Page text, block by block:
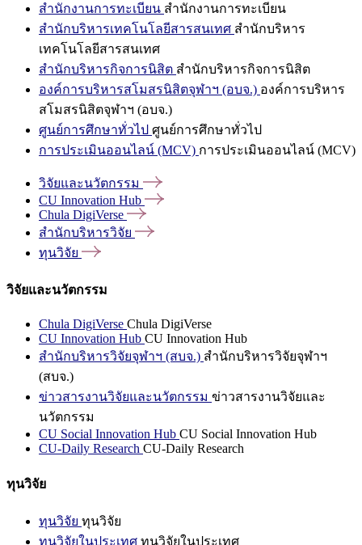
สำนักงานการทะเบียน สำนักงานการทะเบียน
สำนักบริหารเทคโนโลยีสารสนเทศ สำนักบริหาร
เทคโนโลยีสารสนเทศ
สำนักบริหารกิจการนิสิต สำนักบริหารกิจการนิสิต
องค์การบริหารสโมสรนิสิตจุฬาฯ (อบจ.) องค์การบริหาร
สโมสรนิสิตจุฬาฯ (อบจ.)
ศูนย์การศึกษาทั่วไป ศูนย์การศึกษาทั่วไป
การประเมินออนไลน์ (MCV) การประเมินออนไลน์ (MCV)
วิจัยและนวัตกรรม
CU Innovation Hub
Chula DigiVerse
สำนักบริหารวิจัย
ทุนวิจัย
วิจัยและนวัตกรรม
Chula DigiVerse Chula DigiVerse
CU Innovation Hub CU Innovation Hub
สำนักบริหารวิจัยจุฬาฯ (สบจ.) สำนักบริหารวิจัยจุฬาฯ
(สบจ.)
ข่าวสารงานวิจัยและนวัตกรรม ข่าวสารงานวิจัยและ
นวัตกรรม
CU Social Innovation Hub CU Social Innovation Hub
CU-Daily Research CU-Daily Research
ทุนวิจัย
ทุนวิจัย ทุนวิจัย
ทุนวิจัยในประเทศ ทุนวิจัยในประเทศ